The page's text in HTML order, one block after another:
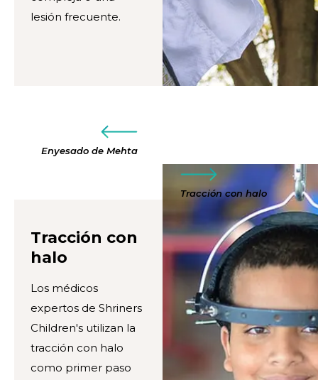
lesión frecuente.
Enyesado de Mehta
Tracción con halo
Tracción con
halo
Los médicos
expertos de Shriners
Children's utilizan la
tracción con halo
como primer paso